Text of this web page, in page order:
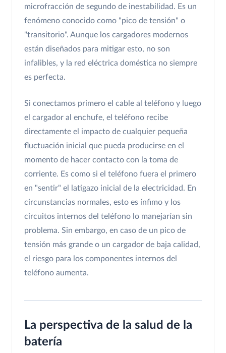
microfracción de segundo de inestabilidad. Es un
fenómeno conocido como "pico de tensión" o
"transitorio". Aunque los cargadores modernos
están diseñados para mitigar esto, no son
infalibles, y la red eléctrica doméstica no siempre
es perfecta.
Si conectamos primero el cable al teléfono y luego
el cargador al enchufe, el teléfono recibe
directamente el impacto de cualquier pequeña
fluctuación inicial que pueda producirse en el
momento de hacer contacto con la toma de
corriente. Es como si el teléfono fuera el primero
en "sentir" el latigazo inicial de la electricidad. En
circunstancias normales, esto es ínfimo y los
circuitos internos del teléfono lo manejarían sin
problema. Sin embargo, en caso de un pico de
tensión más grande o un cargador de baja calidad,
el riesgo para los componentes internos del
teléfono aumenta.
La perspectiva de la salud de la
batería